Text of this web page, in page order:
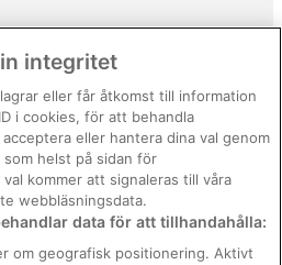
oss
innehåll
integritet
eller får åtkomst till information
i cookies, för att behandla
eller hantera dina val genom
helst på sidan för
kommer att signaleras till våra
webbläsningsdata.
data för att tillhandahålla:
om geografisk positionering. Aktivt